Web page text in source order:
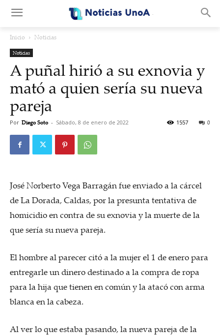
Inicio Noticias
Noticias
A puñal hirió a su exnovia y
mató a quien sería su nueva
pareja
Por Diego Soto - Sábado, 8 de enero de 2022 0
1557
José Norberto Vega Barragán fue enviado a la cárcel
de La Dorada, Caldas, por la presunta tentativa de
homicidio en contra de su exnovia y la muerte de la
que sería su nueva pareja.
El hombre al parecer citó a la mujer el 1 de enero para
entregarle un dinero destinado a la compra de ropa
para la hija que tienen en común y la atacó con arma
blanca en la cabeza.
Al ver lo que estaba pasando, la nueva pareja de la